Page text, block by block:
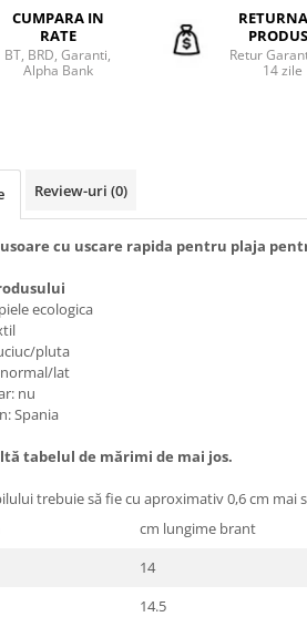
CUMPARA IN
RATE
BT, BRD, Garanti,
Alpha Bank
Retur
14 zile
Review-uri (0)
cu uscare rapida pentru plaja
ecologica
pluta
lat
nu
Spania
tabelul de mărimi de mai jos.
trebuie să fie cu aproximativ 0,6 cm
cm lungime brant
14
14.5